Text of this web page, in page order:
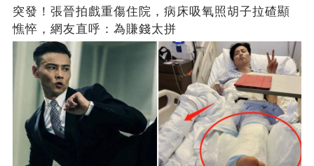
突發！張晉拍戲重傷住院，病床吸氧照胡子拉碴顯
憔悴，網友直呼：為賺錢太拼